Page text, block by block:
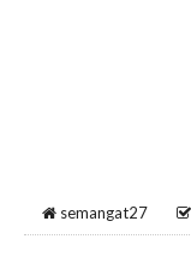
semangat27